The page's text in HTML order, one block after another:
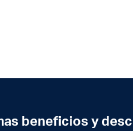
beneficios y